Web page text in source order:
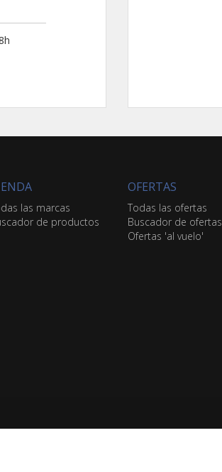
las marcas
de productos
OFERTAS
Todas las ofertas
Buscador de ofertas
Ofertas 'al vuelo'